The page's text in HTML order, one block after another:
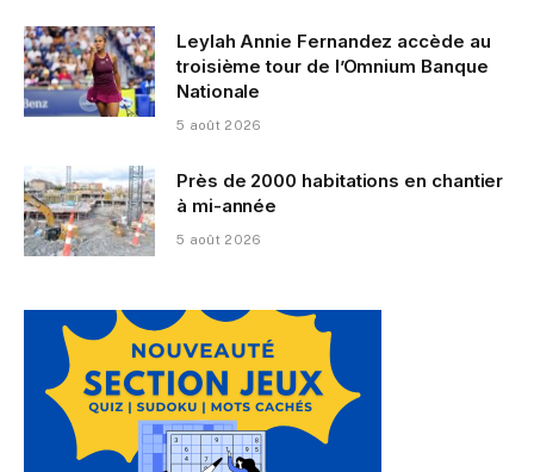
Leylah Annie Fernandez accède au
troisième tour de l’Omnium Banque
Nationale
5 août 2026
Près de 2000 habitations en chantier
à mi-année
5 août 2026